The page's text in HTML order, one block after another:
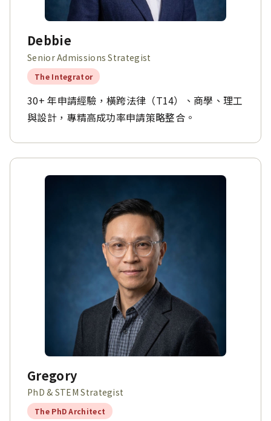
Debbie
Senior Admissions Strategist
The Integrator
30+ 年申請經驗，橫跨法律（T14）、商學、理工
與設計，專精高成功率申請策略整合。
Gregory
PhD & STEM Strategist
The PhD Architect